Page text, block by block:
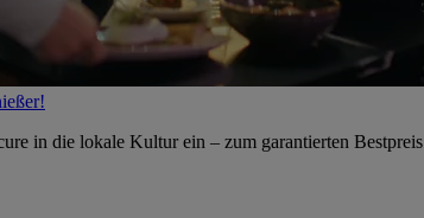
in die lokale Kultur ein – zum garantierten Bestpreis